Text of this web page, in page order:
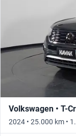
Volkswagen • T-
2024 • 25.000 km •